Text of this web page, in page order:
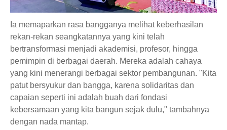
Ia memaparkan rasa bangganya melihat keberhasilan
rekan-rekan seangkatannya yang kini telah
bertransformasi menjadi akademisi, profesor, hingga
pemimpin di berbagai daerah. Mereka adalah cahaya
yang kini menerangi berbagai sektor pembangunan. "Kita
patut bersyukur dan bangga, karena solidaritas dan
capaian seperti ini adalah buah dari fondasi
kebersamaan yang kita bangun sejak dulu," tambahnya
dengan nada mantap.